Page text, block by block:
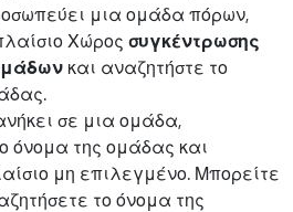
μια ομάδα πόρων,
Χώρος συγκέντρωσης
και αναζητήστε το
σε μια ομάδα,
όνομα της ομάδας και
μη επιλεγμένο. Μπορείτε
το όνομα της